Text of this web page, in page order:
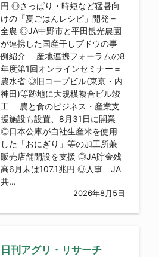
円 ◎さっぱり・時短など猛暑向
けの「夏ごはんレシピ」開発＝
全農 ◎JA中野市と平田観光農園
が連携した国産干しブドウの事
例紹介 産地連携フォーラムの8
年度第1回オンラインセミナー＝
農水省 ◎旧コープビル(東京・内
神田)等跡地に大規模複合ビル竣
工 農と食のビジネス・産業支
援施設も設置、8月31日に開業
◎日本公庫が自社生産米を使用
した「おにぎり」等の加工所兼
販売店舗開設を支援 ◎JA貯金残
高6月末は107.1兆円 ◎人事 JA
共...
2026年8月5日
日刊アグリ・リサーチ